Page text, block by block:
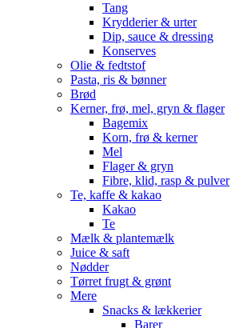
Tang
Krydderier & urter
Dip, sauce & dressing
Konserves
Olie & fedtstof
Pasta, ris & bønner
Brød
Kerner, frø, mel, gryn & flager
Bagemix
Korn, frø & kerner
Mel
Flager & gryn
Fibre, klid, rasp & pulver
Te, kaffe & kakao
Kakao
Te
Mælk & plantemælk
Juice & saft
Nødder
Tørret frugt & grønt
Mere
Snacks & lækkerier
Barer